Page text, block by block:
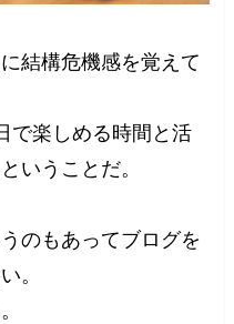
結構危機感を覚えて
で楽しめる時間と活
いうことだ。
のもあってブログを
。